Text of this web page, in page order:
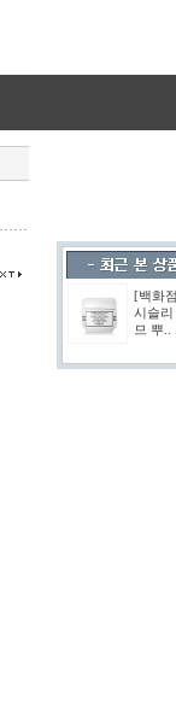
[백화
시슬리
므 뿌..